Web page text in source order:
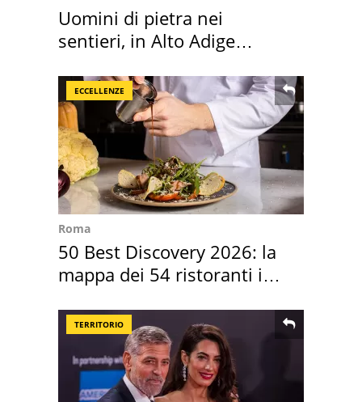
Uomini di pietra nei
sentieri, in Alto Adige
ECCELLENZE
Roma
50 Best Discovery 2026: la
mappa dei 54 ristoranti in
TERRITORIO